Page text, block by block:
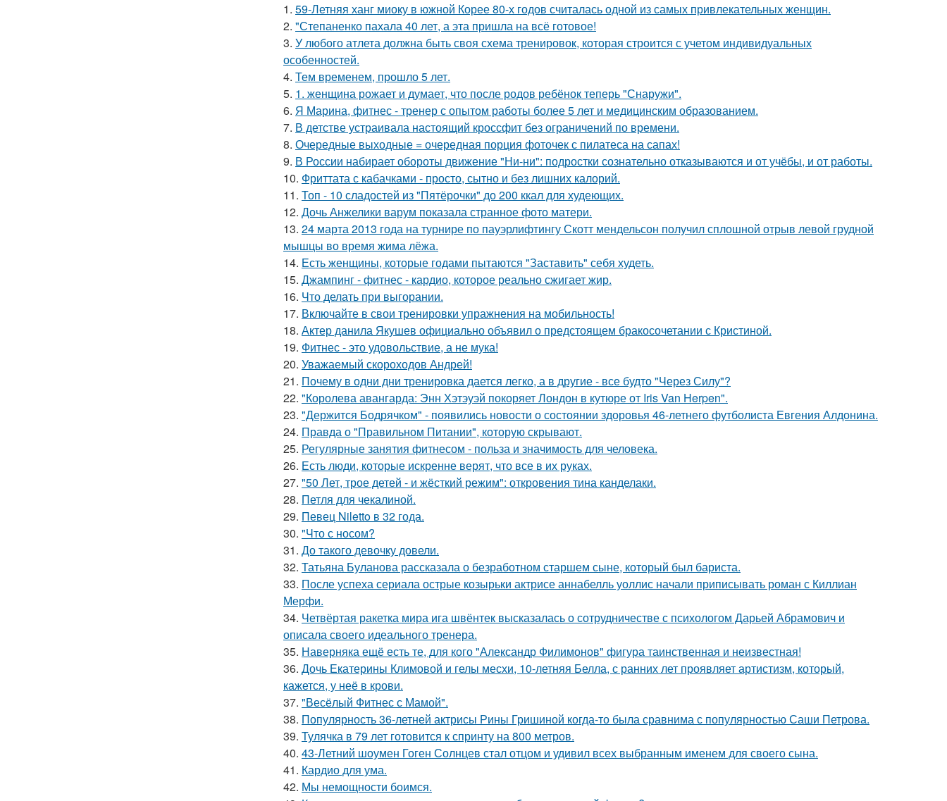
1. 59-Летняя ханг миоку в южной Корее 80-х годов считалась одной из самых привлекательных женщин.
2. "Степаненко пахала 40 лет, а эта пришла на всё готовое!
3. У любого атлета должна быть своя схема тренировок, которая строится с учетом индивидуальных
особенностей.
4. Тем временем, прошло 5 лет.
5. 1. женщина рожает и думает, что после родов ребёнок теперь "Снаружи".
6. Я Марина, фитнес - тренер с опытом работы более 5 лет и медицинским образованием.
7. В детстве устраивала настоящий кроссфит без ограничений по времени.
8. Очередные выходные = очередная порция фоточек с пилатеса на сапах!
9. В России набирает обороты движение "Ни-ни": подростки сознательно отказываются и от учёбы, и от работы.
10. Фриттата с кабачками - просто, сытно и без лишних калорий.
11. Топ - 10 сладостей из "Пятёрочки" до 200 ккал для худеющих.
12. Дочь Анжелики варум показала странное фото матери.
13. 24 марта 2013 года на турнире по пауэрлифтингу Скотт мендельсон получил сплошной отрыв левой грудной
мышцы во время жима лёжа.
14. Есть женщины, которые годами пытаются "Заставить" себя худеть.
15. Джампинг - фитнес - кардио, которое реально сжигает жир.
16. Что делать при выгорании.
17. Включайте в свои тренировки упражнения на мобильность!
18. Актер данила Якушев официально объявил о предстоящем бракосочетании с Кристиной.
19. Фитнес - это удовольствие, а не мука!
20. Уважаемый скороходов Андрей!
21. Почему в одни дни тренировка дается легко, а в другие - все будто "Через Силу"?
22. "Королева авангарда: Энн Хэтэуэй покоряет Лондон в кутюре от Iris Van Herpen".
23. "Держится Бодрячком" - появились новости о состоянии здоровья 46-летнего футболиста Евгения Алдонина.
24. Правда о "Правильном Питании", которую скрывают.
25. Регулярные занятия фитнесом - польза и значимость для человека.
26. Есть люди, которые искренне верят, что все в их руках.
27. "50 Лет, трое детей - и жёсткий режим": откровения тина канделаки.
28. Петля для чекалиной.
29. Певец Niletto в 32 года.
30. "Что с носом?
31. До такого девочку довели.
32. Татьяна Буланова рассказала о безработном старшем сыне, который был бариста.
33. После успеха сериала острые козырьки актрисе аннабелль уоллис начали приписывать роман с Киллиан
Мерфи.
34. Четвёртая ракетка мира ига швёнтек высказалась о сотрудничестве с психологом Дарьей Абрамович и
описала своего идеального тренера.
35. Наверняка ещё есть те, для кого "Александр Филимонов" фигура таинственная и неизвестная!
36. Дочь Екатерины Климовой и гелы месхи, 10-летняя Белла, с ранних лет проявляет артистизм, который,
кажется, у неё в крови.
37. "Весёлый Фитнес с Мамой".
38. Популярность 36-летней актрисы Рины Гришиной когда-то была сравнима с популярностью Саши Петрова.
39. Тулячка в 79 лет готовится к спринту на 800 метров.
40. 43-Летний шоумен Гоген Солнцев стал отцом и удивил всех выбранным именем для своего сына.
41. Кардио для ума.
42. Мы немощности боимся.